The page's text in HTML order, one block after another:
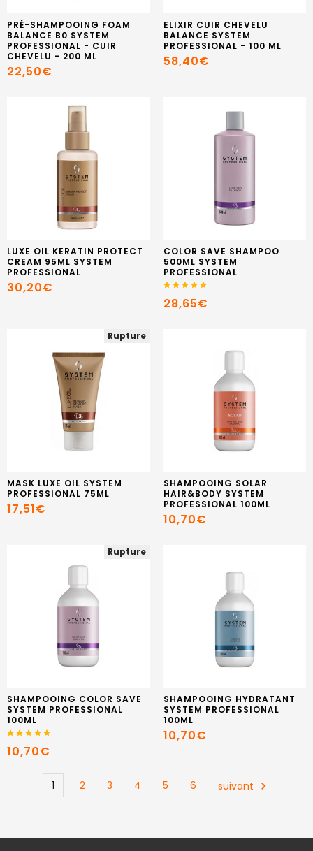
PRÉ-SHAMPOOING FOAM
BALANCE B0 SYSTEM
PROFESSIONAL - CUIR
CHEVELU - 200 ML
22,50€
ELIXIR CUIR CHEVELU
BALANCE SYSTEM
PROFESSIONAL - 100 ML
58,40€
LUXE OIL KERATIN PROTECT
CREAM 95ML SYSTEM
PROFESSIONAL
30,20€
COLOR SAVE SHAMPOO
500ML SYSTEM
PROFESSIONAL
28,65€
Rupture
MASK LUXE OIL SYSTEM
PROFESSIONAL 75ML
17,51€
SHAMPOOING SOLAR
HAIR&BODY SYSTEM
PROFESSIONAL 100ML
10,70€
Rupture
SHAMPOOING COLOR SAVE
SYSTEM PROFESSIONAL
100ML
10,70€
SHAMPOOING HYDRATANT
SYSTEM PROFESSIONAL
100ML
10,70€
1 2 3 4 5 6 suivant